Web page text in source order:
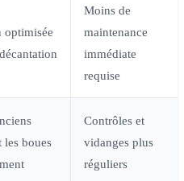
optimisée
Moins de
maintenance
immédiate
requise
les boues
Contrôles et
vidanges plus
réguliers